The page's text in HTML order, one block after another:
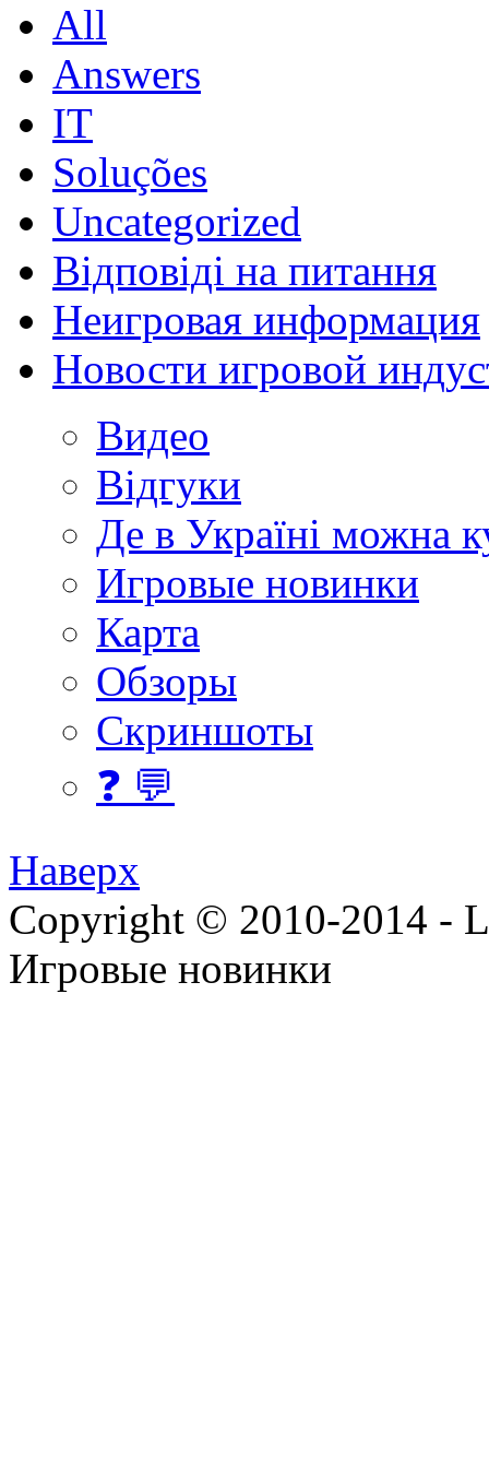
All
Answers
IT
Soluções
Uncategorized
Відповіді на питання
Неигровая информация
Новости игровой
Видео
Відгуки
Де в Україні можна
Игровые новинки
Карта
Обзоры
Скриншоты
❓ 💬
Наверх
Copyright © 2010-2014 -
Игровые новинки